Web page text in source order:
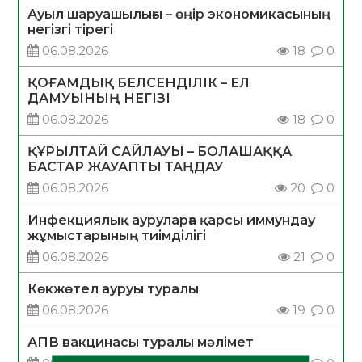
Ауыл шаруашылығы – өңір экономикасының
негізгі тірегі
06.08.2026
18 0
ҚОҒАМДЫҚ БЕЛСЕНДІЛІК – ЕЛ
ДАМУЫНЫҢ НЕГІЗІ
06.08.2026
18 0
ҚҰРЫЛТАЙ САЙЛАУЫ – БОЛАШАҚҚА
БАСТАР ЖАУАПТЫ ТАҢДАУ
06.08.2026
20 0
Инфекциялық ауруларға қарсы иммундау
жұмыстарының тиімділігі
06.08.2026
21 0
Көкжөтел ауруы туралы
06.08.2026
19 0
АПВ вакцинасы туралы мәлімет